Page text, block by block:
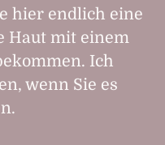
hier endlich eine
Haut mit einem
Ich
wenn Sie es